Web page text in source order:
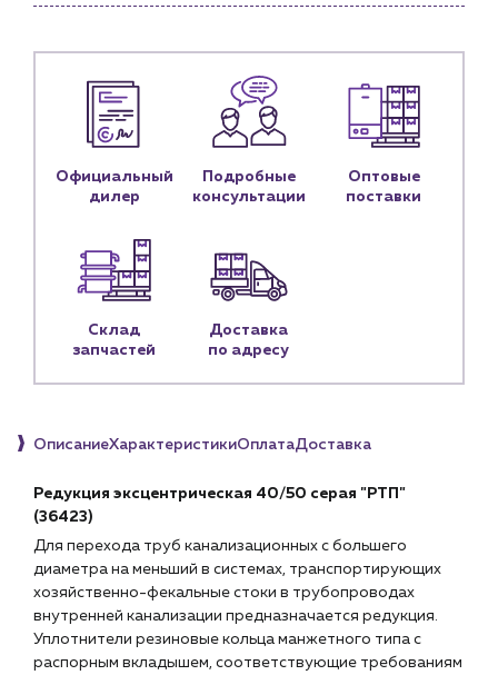
Портфолио
Новости
Блог
Личный кабинет
Контакты
Наши партнёры
+7 (918) 070-19-79
Пн – пт: 9:00 – 18:00
г. Краснодар, ул. Российская, 63
Официальный
дилер
Подробные
консультации
Оптовые
поставки
Склад
запчастей
Доставка
по адресу
ОписаниеХарактеристикиОплатаДоставка
Редукция эксцентрическая 40/50 серая "РТП"
(36423)
Для перехода труб канализационных с большего
диаметра на меньший в системах, транспортирующих
хозяйственно-фекальные стоки в трубопроводах
внутренней канализации предназначается редукция.
Уплотнители резиновые кольца манжетного типа с
распорным вкладышем, соответствующие требованиям